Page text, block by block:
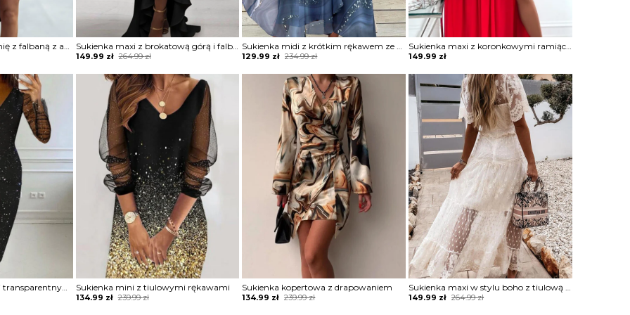
Sukienka na jedno ramię z falbaną z asymetrycznym dołem Sukienka maxi z brokatową górą i falbaną
264.99zł
Original
was:
264.99 zł.
149.99 zł
Current
is:
149.99 zł.
Sukienka midi z krótkim rękawem ze zwiewnego materiału
234.99zł
Original
was:
129.99 zł
Current
is:
Sukienka maxi z koronkowymi ramiączkami
149.99 zł
Sukienka z brokatem i transparentnymi rękawami Sukienka mini z tiulowymi rękawami
239.99zł
Original
134.99 zł
Current
Sukienka kopertowa z drapowaniem
239.99zł
Original
134.99 zł
Current
Sukienka maxi w stylu boho z tiulową warstwą
264.99zł
Original
149.99 zł
Current